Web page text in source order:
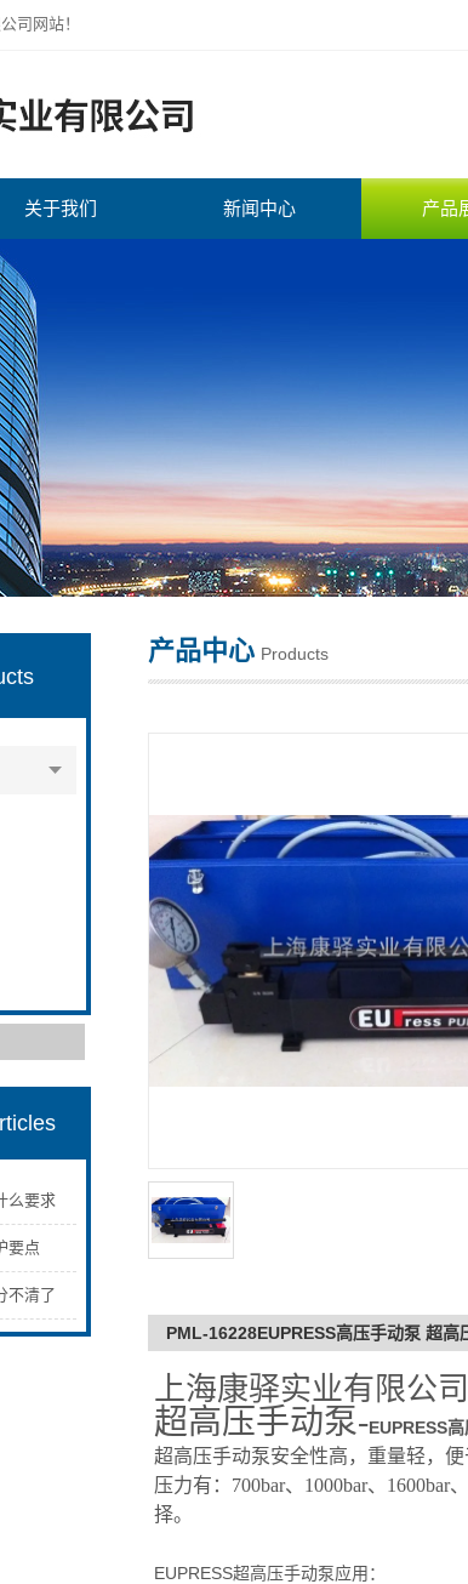
司网站！
关于我们 新闻中心 产品
么要求
要点
不清了
产品中心 Products
PML-16228EUPRESS高压手动泵 超高
上海康驿实业有限公
超高压手动泵-EUPRESS
超高压手动泵安全性高，重量轻，
压力有：700bar、1000bar、1600bar
择。
EUPRESS超高压手动泵应用：